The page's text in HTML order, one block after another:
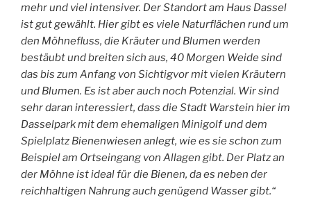
mehr und viel intensiver. Der Standort am Haus Dassel
ist gut gewählt. Hier gibt es viele Naturflächen rund um
den Möhnefluss, die Kräuter und Blumen werden
bestäubt und breiten sich aus, 40 Morgen Weide sind
das bis zum Anfang von Sichtigvor mit vielen Kräutern
und Blumen. Es ist aber auch noch Potenzial. Wir sind
sehr daran interessiert, dass die Stadt Warstein hier im
Dasselpark mit dem ehemaligen Minigolf und dem
Spielplatz Bienenwiesen anlegt, wie es sie schon zum
Beispiel am Ortseingang von Allagen gibt. Der Platz an
der Möhne ist ideal für die Bienen, da es neben der
reichhaltigen Nahrung auch genügend Wasser gibt.“